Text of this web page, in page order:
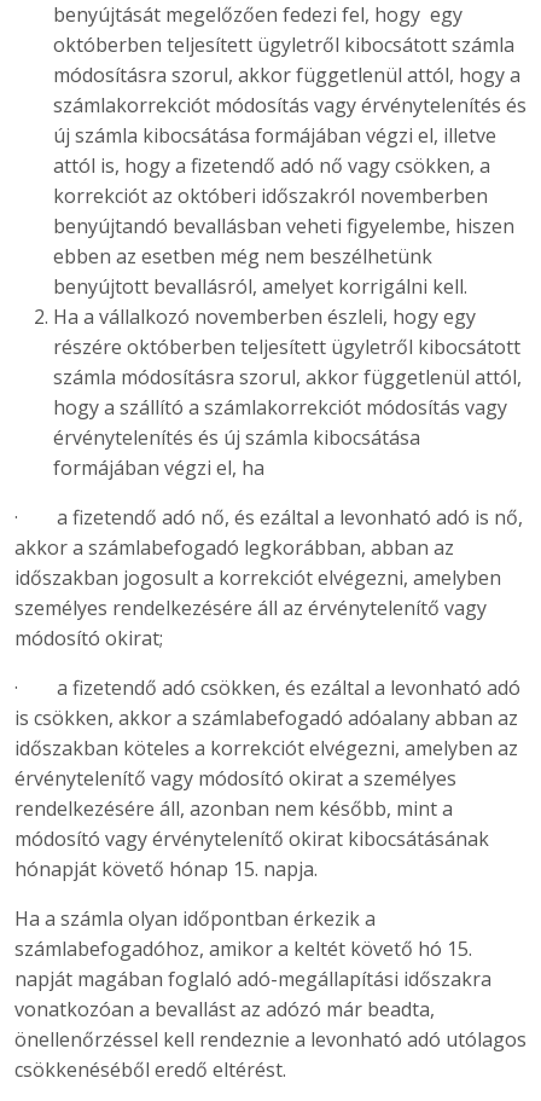
benyújtását megelőzően fedezi fel, hogy egy
októberben teljesített ügyletről kibocsátott számla
módosításra szorul, akkor függetlenül attól, hogy a
számlakorrekciót módosítás vagy érvénytelenítés és
új számla kibocsátása formájában végzi el, illetve
attól is, hogy a fizetendő adó nő vagy csökken, a
korrekciót az októberi időszakról novemberben
benyújtandó bevallásban veheti figyelembe, hiszen
ebben az esetben még nem beszélhetünk
benyújtott bevallásról, amelyet korrigálni kell.
Ha a vállalkozó novemberben észleli, hogy egy
részére októberben teljesített ügyletről kibocsátott
számla módosításra szorul, akkor függetlenül attól,
hogy a szállító a számlakorrekciót módosítás vagy
érvénytelenítés és új számla kibocsátása
formájában végzi el, ha
· a fizetendő adó nő, és ezáltal a levonható adó is nő,
akkor a számlabefogadó legkorábban, abban az
időszakban jogosult a korrekciót elvégezni, amelyben
személyes rendelkezésére áll az érvénytelenítő vagy
módosító okirat;
· a fizetendő adó csökken, és ezáltal a levonható adó
is csökken, akkor a számlabefogadó adóalany abban az
időszakban köteles a korrekciót elvégezni, amelyben az
érvénytelenítő vagy módosító okirat a személyes
rendelkezésére áll, azonban nem később, mint a
módosító vagy érvénytelenítő okirat kibocsátásának
hónapját követő hónap 15. napja.
Ha a számla olyan időpontban érkezik a
számlabefogadóhoz, amikor a keltét követő hó 15.
napját magában foglaló adó-megállapítási időszakra
vonatkozóan a bevallást az adózó már beadta,
önellenőrzéssel kell rendeznie a levonható adó utólagos
csökkenéséből eredő eltérést.